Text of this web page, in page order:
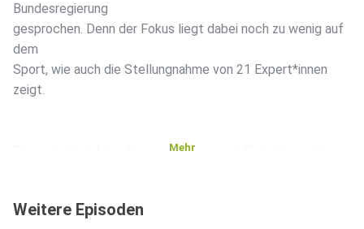
Bundesregierung
gesprochen. Denn der Fokus liegt dabei noch zu wenig auf
dem
Sport, wie auch die Stellungnahme von 21 Expert*innen
zeigt.
Dazu arbeitet Alice Berger aktiv an zwei Projekten mit.
Westen“
Mehr
Weitere Episoden